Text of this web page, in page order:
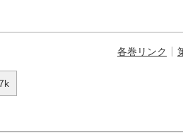
各巻リンク